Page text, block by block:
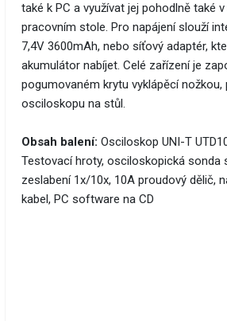
také k PC a využívat jej pohodlně také
pracovním stole. Pro napájení slouží
7,4V 3600mAh, nebo síťový adaptér,
akumulátor nabíjet. Celé zařízení je
pogumovaném krytu vyklápěcí
osciloskopu na stůl.
Obsah balení: Osciloskop UNI-T
Testovací hroty, osciloskopická sonda
zeslabení 1x/10x, 10A proudový dělič,
kabel, PC software na CD